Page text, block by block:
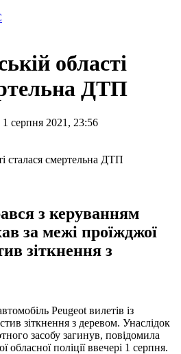
області
ДТП
серпня 2021, 23:56
з керуванням
за межі проїжджої
зіткнення з
Peugeot вилетів із
зіткнення з деревом. Унаслідок
засобу загинув, повідомила
обласної поліції ввечері 1 серпня.